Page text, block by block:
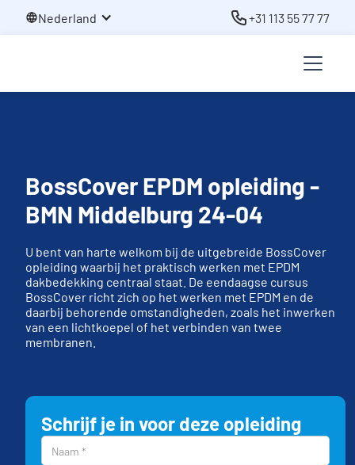
Nederland +31 113 55 77 77
BossCover EPDM opleiding -
BMN Middelburg 24-04
U bent van harte welkom bij de uitgebreide BossCover
opleiding waarbij het praktisch werken met EPDM
dakbedekking centraal staat. De eendaagse cursus
BossCover richt zich op het werken met EPDM en de
daarbij behorende omstandigheden, zoals het inwerken
van een lichtkoepel of het verbinden van twee
membranen.
Schrijf je in voor deze opleiding